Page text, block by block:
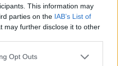
This information may
parties on the IAB’s List of
may further disclose it to other
uses one or more Google
Opt Outs
Ez nagy baj sokaknak, akik
többen is belenéztek ebbe -